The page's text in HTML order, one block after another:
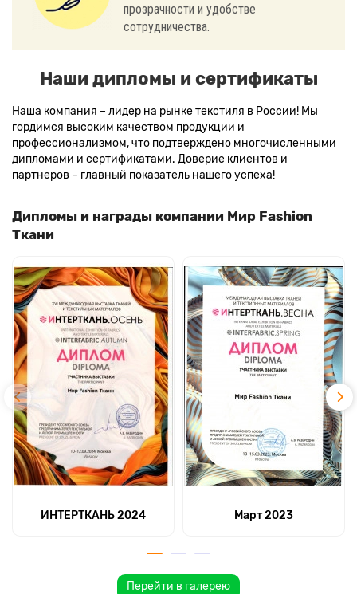
прозрачности и удобстве
сотрудничества.
Наши дипломы и сертификаты
Наша компания – лидер на рынке текстиля в России! Мы
гордимся высоким качеством продукции и
профессионализмом, что подтверждено многочисленными
дипломами и сертификатами. Доверие клиентов и
партнеров – главный показатель нашего успеха!
Дипломы и награды компании Мир Fashion
Ткани
ИНТЕРТКАНЬ 2024 Март 2023
Перейти в галерею